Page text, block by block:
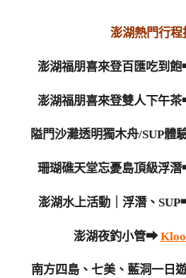
澎湖熱門行程
澎湖福朋喜來登百匯吃到
澎湖福朋喜來登雙人下午
隘門沙灘透明獨木舟/SUP體
珊瑚礁天堂忘憂島頂級浮
澎湖水上活動｜浮潛、
澎湖夜釣小管➡
南方四島、七美、藍洞一日